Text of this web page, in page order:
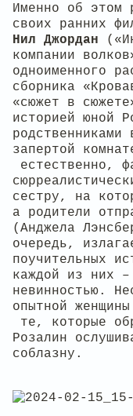
Именно об этом
своих ранних
Нил Джордан
компании
одноименного
сборника
«сюжет в
историей юной
запертой
естественно,
сестру, на
а родители
(Анджела
очередь,
поучительных
каждой из них
невинностью.
опытной
те, которые
Розалин
соблазну.